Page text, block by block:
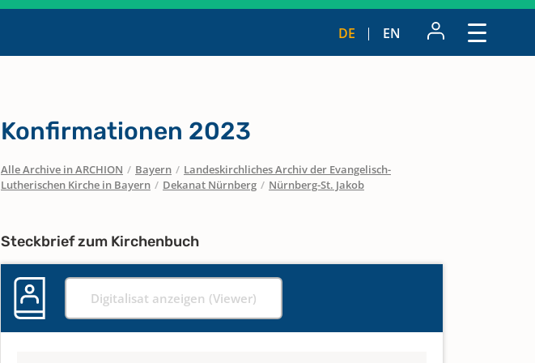
DE EN
Konfirmationen 2023
Alle Archive in ARCHION / Bayern / Landeskirchliches Archiv der Evangelisch-
Lutherischen Kirche in Bayern / Dekanat Nürnberg / Nürnberg-St. Jakob
Steckbrief zum Kirchenbuch
Digitalisat anzeigen (Viewer)